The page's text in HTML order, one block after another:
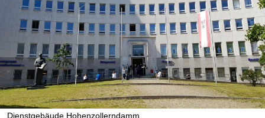
Dienstgebäude Hohenzollerndamm